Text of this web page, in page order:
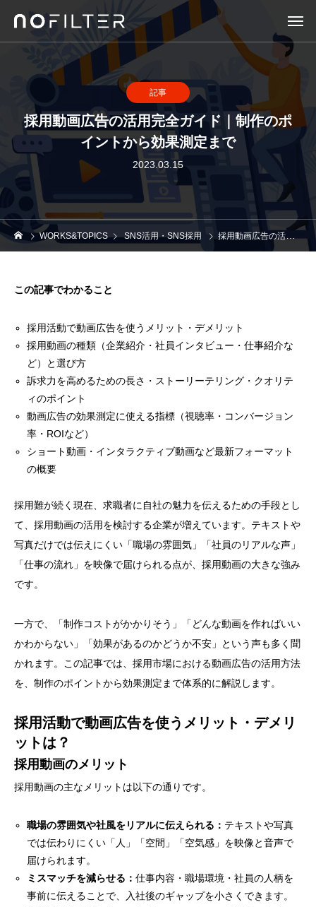
記事
採用動画広告の活用完全ガイド｜制作のポ
イントから効果測定まで
2023.03.15
WORKS&TOPICS SNS活用・SNS採用 採用動画広告の活用完全ガイド｜制作のポイントから効果測定まで
この記事でわかること
採用活動で動画広告を使うメリット・デメリット
採用動画の種類（企業紹介・社員インタビュー・仕事紹介な
ど）と選び方
訴求力を高めるための長さ・ストーリーテリング・クオリテ
ィのポイント
動画広告の効果測定に使える指標（視聴率・コンバージョン
率・ROIなど）
ショート動画・インタラクティブ動画など最新フォーマット
の概要
採用難が続く現在、求職者に自社の魅力を伝えるための手段とし
て、採用動画の活用を検討する企業が増えています。テキストや
写真だけでは伝えにくい「職場の雰囲気」「社員のリアルな声」
「仕事の流れ」を映像で届けられる点が、採用動画の大きな強み
です。
一方で、「制作コストがかかりそう」「どんな動画を作ればいい
かわからない」「効果があるのかどうか不安」という声も多く聞
かれます。この記事では、採用市場における動画広告の活用方法
を、制作のポイントから効果測定まで体系的に解説します。
採用活動で動画広告を使うメリット・デメリ
ットは？
採用動画のメリット
採用動画の主なメリットは以下の通りです。
職場の雰囲気や社風をリアルに伝えられる： テキストや写真
では伝わりにくい「人」「空間」「空気感」を映像と音声で
届けられます。
ミスマッチを減らせる：仕事内容・職場環境・社員の人柄を
事前に伝えることで、入社後のギャップを小さくできます。